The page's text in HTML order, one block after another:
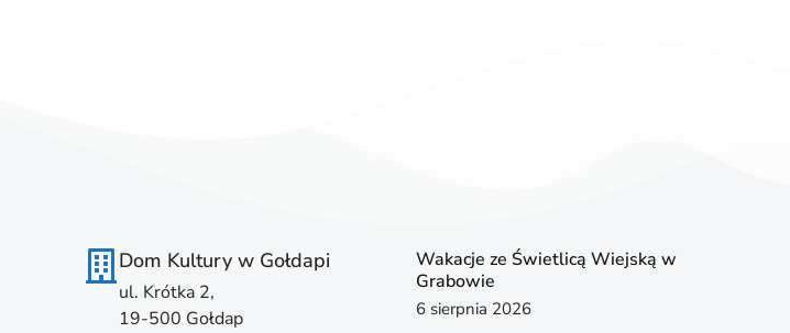
Dom Kultury w Gołdapi
ul. Krótka 2,
19-500 Gołdap
Wakacje ze Świetlicą Wiejską w
Grabowie
6 sierpnia 2026